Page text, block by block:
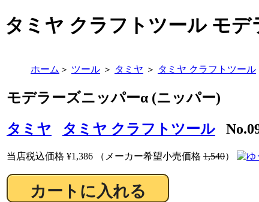
タミヤ クラフトツール モ
ホーム ＞ ツール ＞ タミヤ ＞ タミヤ クラフトツール
モデラーズニッパーα (ニッパー)
タミヤ
タミヤ クラフトツール
当店税込価格 ¥1,386 （メーカー希望小売価格 1,540）